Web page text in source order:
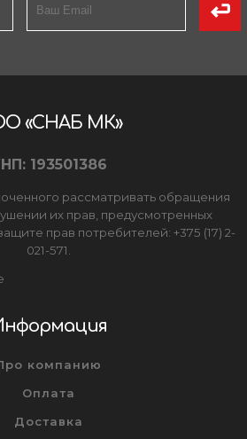
«СНАБ МК»
193501386
рассматривать обращения
их прав, предусмотренных
прав потребителей: +375 (17) 2-
021-571.
компанию
Оплата
Доставка